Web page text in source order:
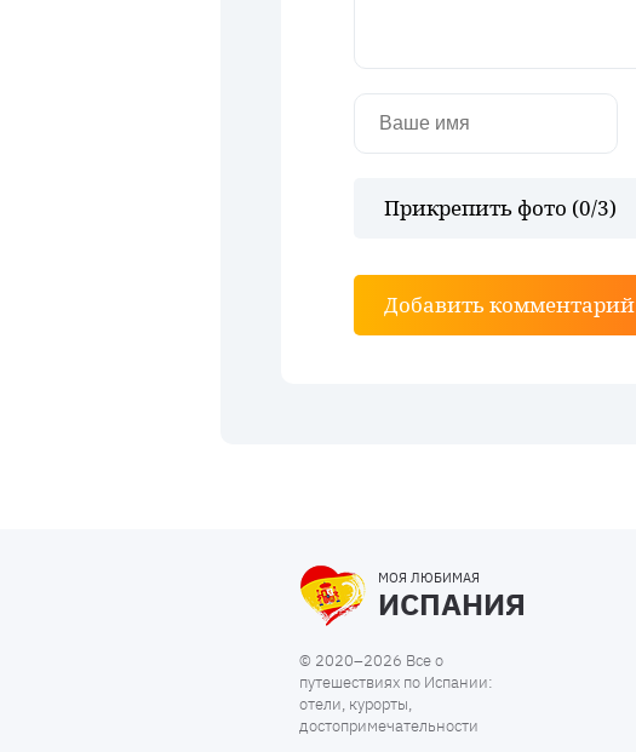
Прикрепить фото (0/3)
Добавить комментарий
МОЯ ЛЮБИМАЯ
ИСПАНИЯ
© 2020–2026 Все о
путешествиях по Испании:
отели, курорты,
достопримечательности